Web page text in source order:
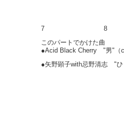
7
8
このパートでかけた曲
●Acid Black Cherry "男"（
●矢野顕子with忌野清志 "ひ